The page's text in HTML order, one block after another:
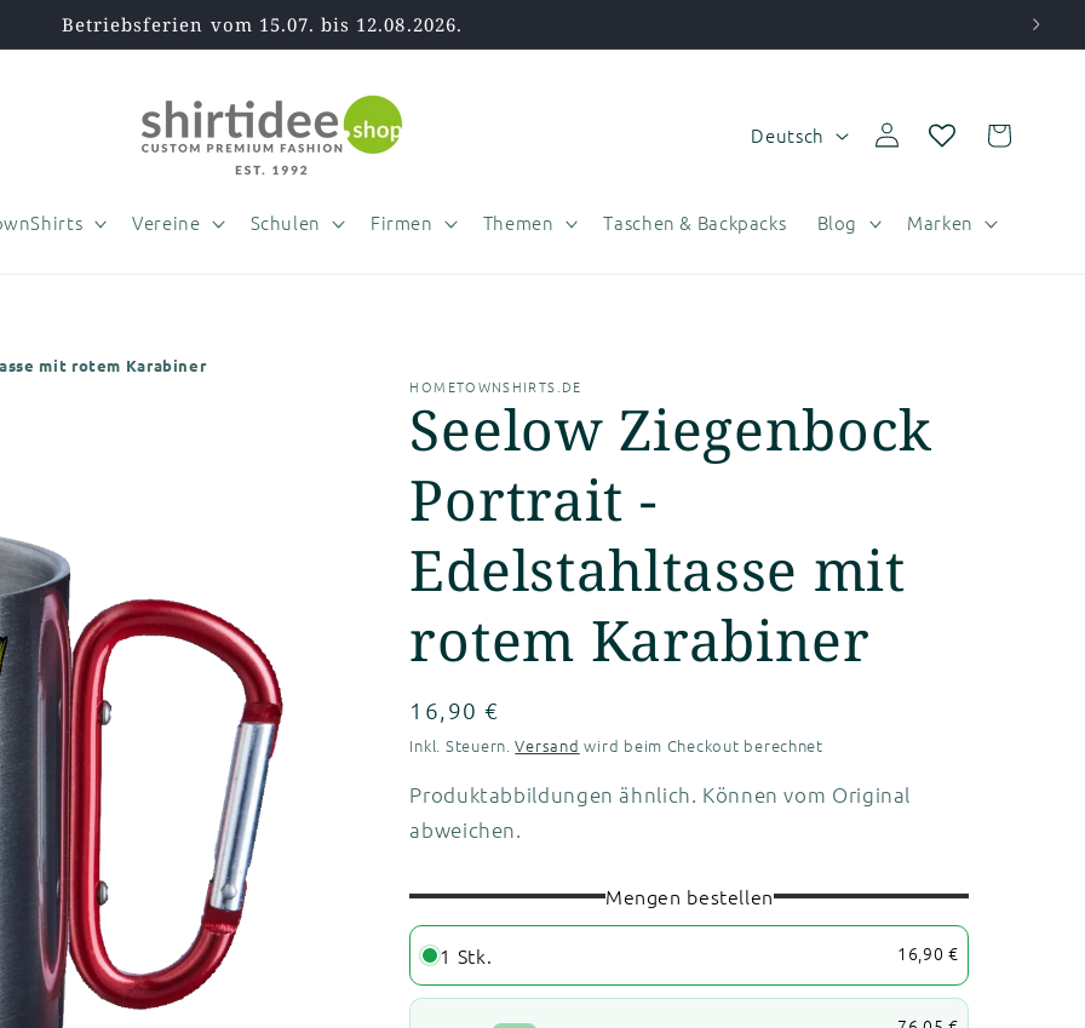
Betriebsferien vom 15.07. bis 12.08.2026.
Vereine Schulen Firmen Themen Taschen & Backpacks Blog Marken
S
r
Deutsch Einloggen Warenkorb
mit rotem Karabiner
HOMETOWNSHIRTS.DE
Seelow Ziegenbock
Portrait -
Edelstahltasse mit
rotem Karabiner
Normaler
Preis
16,90 €
Inkl. Steuern.Versand wird beim Checkout berechnet
Produktabbildungen ähnlich. Können vom Original
abweichen.
Mengen bestellen
1 Stk. 16,90 €